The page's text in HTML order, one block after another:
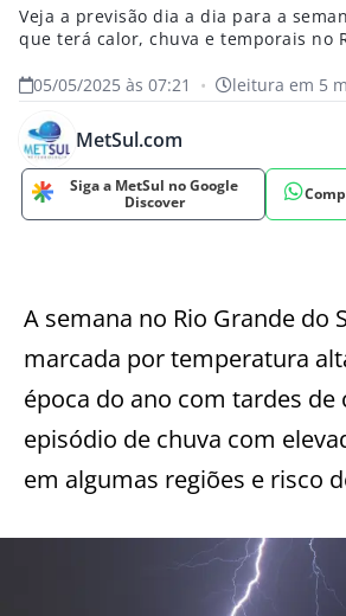
Veja a previsão dia a dia para a
que terá calor, chuva e temporais no
05/05/2025 às 07:21 • leitura em 5
MetSul.com
Siga a MetSul no Google
Discover
A semana no Rio Grande do
marcada por temperatura
época do ano com tardes de
episódio de chuva com
em algumas regiões e risco